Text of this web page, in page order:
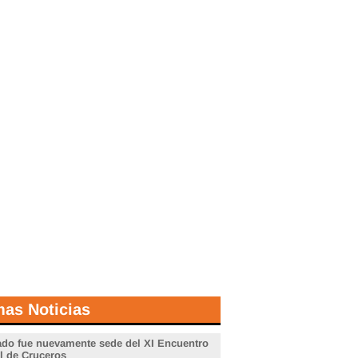
Noticias
fue nuevamente sede del XI Encuentro
de Cruceros